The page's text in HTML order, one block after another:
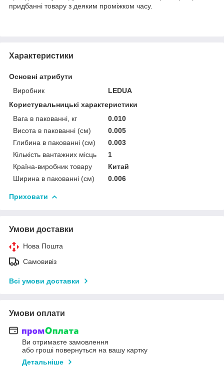
придбанні товару з деяким проміжком часу.
Характеристики
Основні атрибути
Виробник
LEDUA
Користувальницькі характеристики
Вага в пакованні, кг
0.010
Висота в пакованні (см)
0.005
Глибина в пакованні (см)
0.003
Кількість вантажних місць
1
Країна-виробник товару
Китай
Ширина в пакованні (см)
0.006
Приховати
Умови доставки
Нова Пошта
Самовивіз
Всі умови доставки
Умови оплати
Ви отримаєте замовлення
або гроші повернуться на вашу картку
Детальніше